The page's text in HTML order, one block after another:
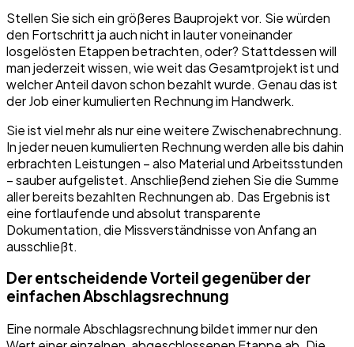
Stellen Sie sich ein größeres Bauprojekt vor. Sie würden
den Fortschritt ja auch nicht in lauter voneinander
losgelösten Etappen betrachten, oder? Stattdessen will
man jederzeit wissen, wie weit das Gesamtprojekt ist und
welcher Anteil davon schon bezahlt wurde. Genau das ist
der Job einer kumulierten Rechnung im Handwerk.
Sie ist viel mehr als nur eine weitere Zwischenabrechnung.
In jeder neuen kumulierten Rechnung werden alle bis dahin
erbrachten Leistungen – also Material und Arbeitsstunden
– sauber aufgelistet. Anschließend ziehen Sie die Summe
aller bereits bezahlten Rechnungen ab. Das Ergebnis ist
eine fortlaufende und absolut transparente
Dokumentation, die Missverständnisse von Anfang an
ausschließt.
Der entscheidende Vorteil gegenüber der
einfachen Abschlagsrechnung
Eine normale Abschlagsrechnung bildet immer nur den